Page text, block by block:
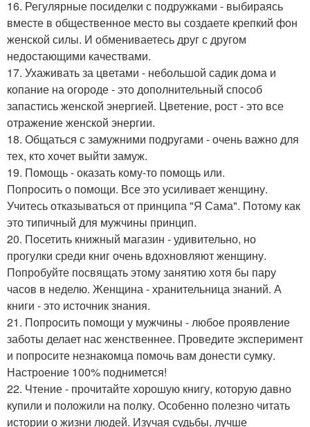
16. Регулярные посиделки с подружками - выбираясь
вместе в общественное место вы создаете крепкий фон
женской силы. И обмениваетесь друг с другом
недостающими качествами.
17. Ухаживать за цветами - небольшой садик дома и
копание на огороде - это дополнительный способ
запастись женской энергией. Цветение, рост - это все
отражение женской энергии.
18. Общаться с замужними подругами - очень важно для
тех, кто хочет выйти замуж.
19. Помощь - оказать кому-то помощь или.
Попросить о помощи. Все это усиливает женщину.
Учитесь отказываться от принципа "Я Сама". Потому как
это типичный для мужчины принцип.
20. Посетить книжный магазин - удивительно, но
прогулки среди книг очень вдохновляют женщину.
Попробуйте посвящать этому занятию хотя бы пару
часов в неделю. Женщина - хранительница знаний. А
книги - это источник знания.
21. Попросить помощи у мужчины - любое проявление
заботы делает нас женственнее. Проведите эксперимент
и попросите незнакомца помочь вам донести сумку.
Настроение 100% поднимется!
22. Чтение - прочитайте хорошую книгу, которую давно
купили и положили на полку. Особенно полезно читать
истории о жизни людей. Изучая судьбы, лучше